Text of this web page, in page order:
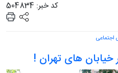
کد خبر: 504834
اجتماعی
های تهران !